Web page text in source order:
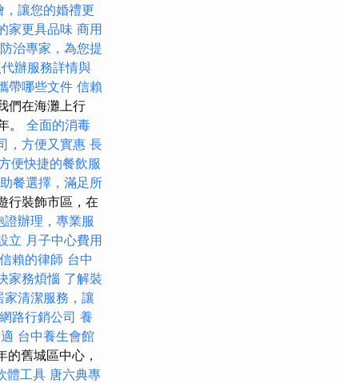
，讓您的婚禮更
家更具品味 商用
治專家，為您提
辦服務詳情與
帶哪些文件 信賴
們在海灘上行
。 全面的消毒
，方便又實惠 長
便快捷的餐飲服
餐選擇，滿足所
行裝飾市區，在
證辦理，專業服
立 月子中心費用
賴的律師 台中
家務煩惱 了解裝
家清潔服務，讓
路行銷公司 養
台中養生會館
舊城區中心，
體工具 唐六典專